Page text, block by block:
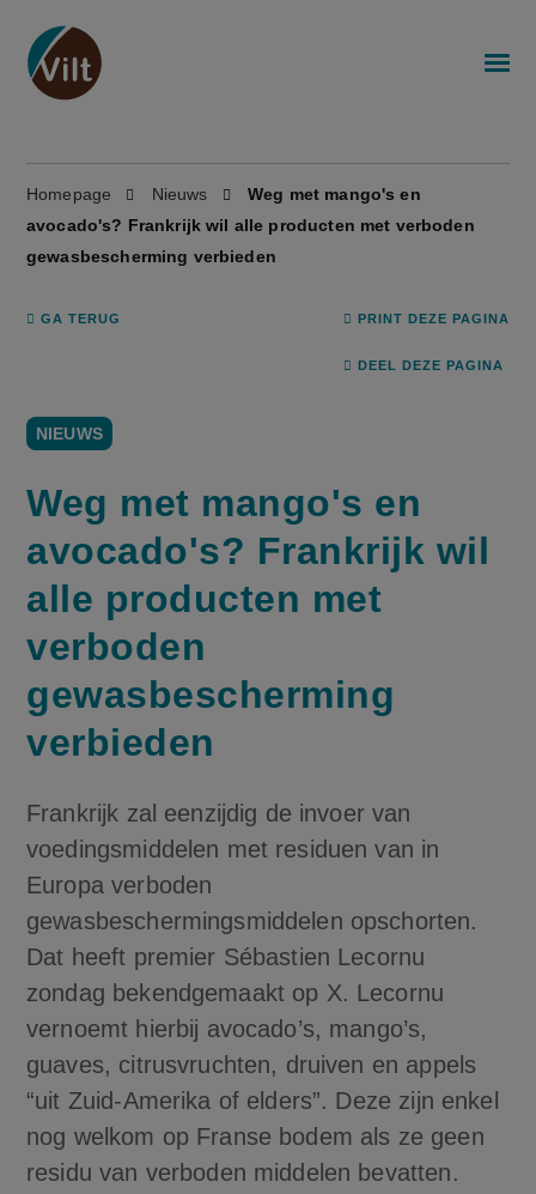
Homepage Nieuws
Weg met mango's en
avocado's? Frankrijk wil alle producten met verboden
gewasbescherming verbieden
GA TERUG PRINT DEZE PAGINA
DEEL DEZE PAGINA
NIEUWS
Weg met mango's en
avocado's? Frankrijk wil
alle producten met
verboden
gewasbescherming
verbieden
Frankrijk zal eenzijdig de invoer van
voedingsmiddelen met residuen van in
Europa verboden
gewasbeschermingsmiddelen opschorten.
Dat heeft premier Sébastien Lecornu
zondag bekendgemaakt op X. Lecornu
vernoemt hierbij avocado’s, mango’s,
guaves, citrusvruchten, druiven en appels
“uit Zuid-Amerika of elders”. Deze zijn enkel
nog welkom op Franse bodem als ze geen
residu van verboden middelen bevatten.